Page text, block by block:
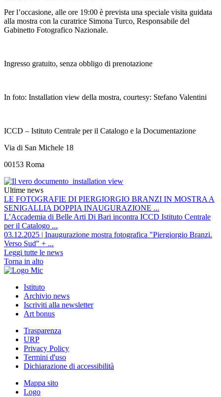
Per l’occasione, alle ore 19:00 è prevista una speciale visita guidata
alla mostra con la curatrice Simona Turco, Responsabile del
Gabinetto Fotografico Nazionale.
Ingresso gratuito, senza obbligo di prenotazione
In foto: Installation view della mostra, courtesy: Stefano Valentini
ICCD – Istituto Centrale per il Catalogo e la Documentazione
Via di San Michele 18
00153 Roma
Ultime news
LE FOTOGRAFIE DI PIERGIORGIO BRANZI IN MOSTRA A
SENIGALLIA DOPPIA INAUGURAZIONE ...
L’Accademia di Belle Arti Di Bari incontra ICCD Istituto Centrale
per il Catalogo ...
03.12.2025 | Inaugurazione mostra fotografica "Piergiorgio Branzi.
Verso Sud" + ...
Leggi tutte le news
Torna in alto
Istituto
Archivio news
Iscriviti alla newsletter
Art bonus
Trasparenza
URP
Privacy Policy
Termini d'uso
Dichiarazione di accessibilità
Mappa sito
Logo